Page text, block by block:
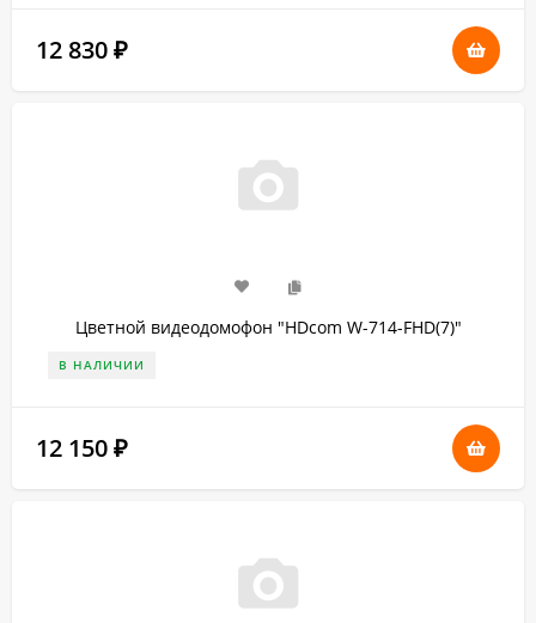
12 830 ₽
Цветной видеодомофон "HDcom W-714-FHD(7)"
В НАЛИЧИИ
12 150 ₽